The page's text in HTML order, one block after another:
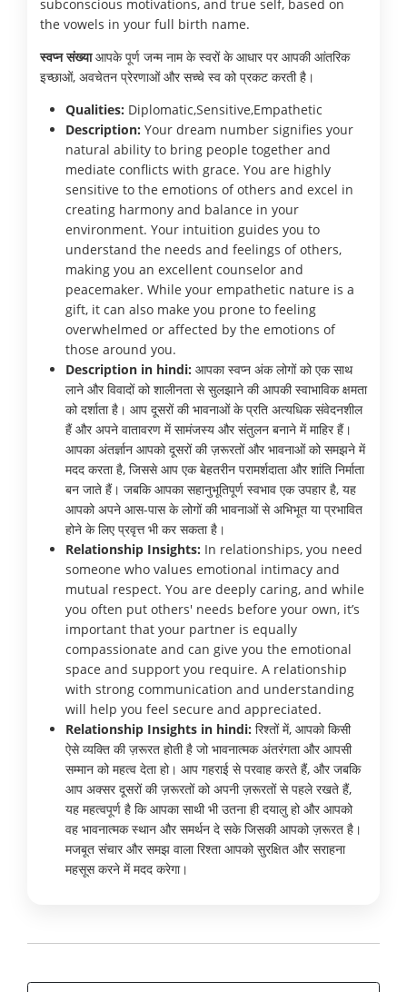
subconscious motivations, and true self, based on
the vowels in your full birth name.
स्वप्न संख्याआपके पूर्ण जन्म नाम के स्वरों के आधार पर आपकी आंतरिक
इच्छाओं, अवचेतन प्रेरणाओं और सच्चे स्व को प्रकट करती है।
Qualities: Diplomatic,Sensitive,Empathetic
Description: Your dream number signifies your
natural ability to bring people together and
mediate conflicts with grace. You are highly
sensitive to the emotions of others and excel in
creating harmony and balance in your
environment. Your intuition guides you to
understand the needs and feelings of others,
making you an excellent counselor and
peacemaker. While your empathetic nature is a
gift, it can also make you prone to feeling
overwhelmed or affected by the emotions of
those around you.
Description in hindi: आपका स्वप्न अंक लोगों को एक साथ
लाने और विवादों को शालीनता से सुलझाने की आपकी स्वाभाविक क्षमता
को दर्शाता है। आप दूसरों की भावनाओं के प्रति अत्यधिक संवेदनशील
हैं और अपने वातावरण में सामंजस्य और संतुलन बनाने में माहिर हैं।
आपका अंतर्ज्ञान आपको दूसरों की ज़रूरतों और भावनाओं को समझने में
मदद करता है, जिससे आप एक बेहतरीन परामर्शदाता और शांति निर्माता
बन जाते हैं। जबकि आपका सहानुभूतिपूर्ण स्वभाव एक उपहार है, यह
आपको अपने आस-पास के लोगों की भावनाओं से अभिभूत या प्रभावित
होने के लिए प्रवृत्त भी कर सकता है।
Relationship Insights: In relationships, you need
someone who values emotional intimacy and
mutual respect. You are deeply caring, and while
you often put others' needs before your own, it’s
important that your partner is equally
compassionate and can give you the emotional
space and support you require. A relationship
with strong communication and understanding
will help you feel secure and appreciated.
Relationship Insights in hindi: रिश्तों में, आपको किसी
ऐसे व्यक्ति की ज़रूरत होती है जो भावनात्मक अंतरंगता और आपसी
सम्मान को महत्व देता हो। आप गहराई से परवाह करते हैं, और जबकि
आप अक्सर दूसरों की ज़रूरतों को अपनी ज़रूरतों से पहले रखते हैं,
यह महत्वपूर्ण है कि आपका साथी भी उतना ही दयालु हो और आपको
वह भावनात्मक स्थान और समर्थन दे सके जिसकी आपको ज़रूरत है।
मजबूत संचार और समझ वाला रिश्ता आपको सुरक्षित और सराहना
महसूस करने में मदद करेगा।